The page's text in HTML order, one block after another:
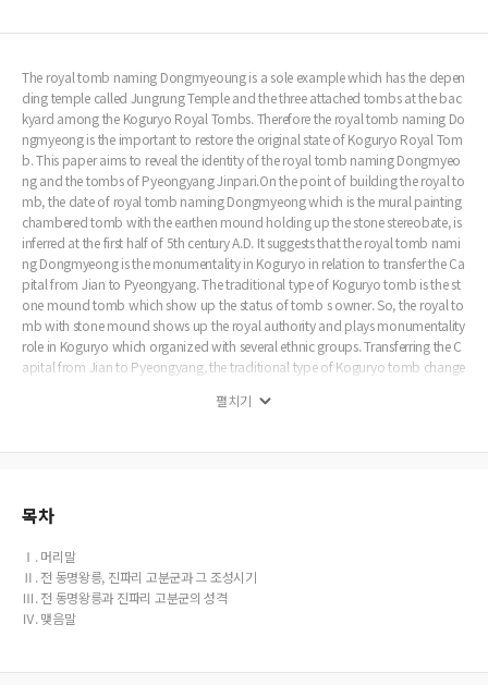
The royal tomb naming Dongmyeoung is a sole example which has the depen
ding temple called Jungrung Temple and the three attached tombs at the bac
kyard among the Koguryo Royal Tombs. Therefore the royal tomb naming Do
ngmyeong is the important to restore the original state of Koguryo Royal Tom
b. This paper aims to reveal the identity of the royal tomb naming Dongmyeo
ng and the tombs of Pyeongyang Jinpari.On the point of building the royal to
mb, the date of royal tomb naming Dongmyeong which is the mural painting
chambered tomb with the earthen mound holding up the stone stereobate, is
inferred at the first half of 5th century A.D. It suggests that the royal tomb nami
ng Dongmyeong is the monumentality in Koguryo in relation to transfer the Ca
pital from Jian to Pyeongyang. The traditional type of Koguryo tomb is the st
one mound tomb which show up the status of tomb s owner. So, the royal to
mb with stone mound shows up the royal authority and plays monumentality
role in Koguryo which organized with several ethnic groups. Transferring the C
apital from Jian to Pyeongyang, the traditional type of Koguryo tomb change
e royal tomb naming Dongmyeong which combined the stone mound tomb
hority and plays monumentality role in new Capital Pyeongyang instead of th
펼치기
목차
Ⅰ. 머리말
Ⅱ. 전 동명왕릉, 진파리 고분군과 그 조성시기
Ⅲ. 전 동명왕릉과 진파리 고분군의 성격
Ⅳ. 맺음말